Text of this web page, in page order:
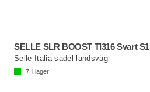
SELLE SLR BOOST TI316 Svart S1
Selle Italia sadel landsväg
7 i lager